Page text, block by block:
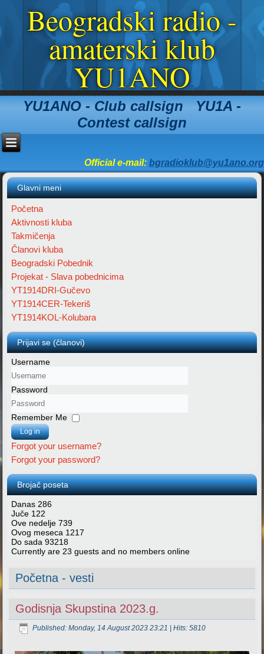
Beogradski radio -
amaterski klub
YU1ANO
YU1ANO - Club callsign YU1A -
Contest callsign
Official e-mail: bgradioklub@yu1ano.org
Glavni meni
Početna
Aktivnosti kluba
Takmičenja
Članovi kluba
Beogradski Pobednik
Projekat - Slava pobednicima
YT1914DRI-Gučevo
YT1914CER-Tekeriš
YT1914KOL-Kolubara
Prijavi se (članovi)
Username
Password
Remember Me
Log in
Forgot your username?
Forgot your password?
Brojač poseta
Danas 286
Juče 122
Ove nedelje739
Ovog meseca 1217
Do sada93218
Currently are 23 guests and no members online
Početna - vesti
Godisnja Skupstina 2023.g.
Published: Monday, 14 August 2023 23:21 | Hits: 5810